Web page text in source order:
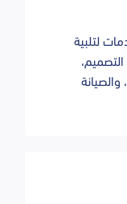
لتلبية
والصيانة